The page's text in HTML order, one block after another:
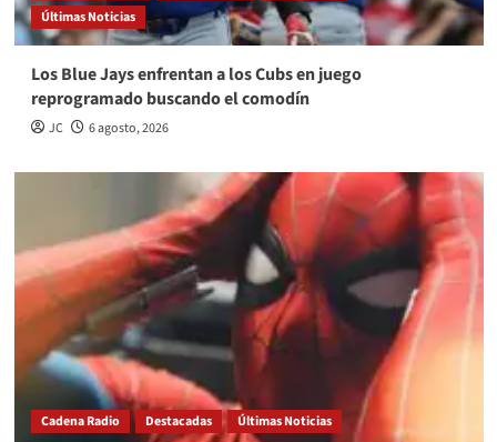
Últimas Noticias
Los Blue Jays enfrentan a los Cubs en juego
reprogramado buscando el comodín
JC 6 agosto, 2026
Cadena Radio Destacadas Últimas Noticias